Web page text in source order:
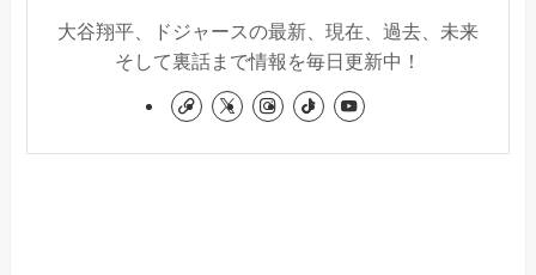
大谷翔平、ドジャースの最新、現在、過去、未来
そして裏話まで情報を毎日更新中！